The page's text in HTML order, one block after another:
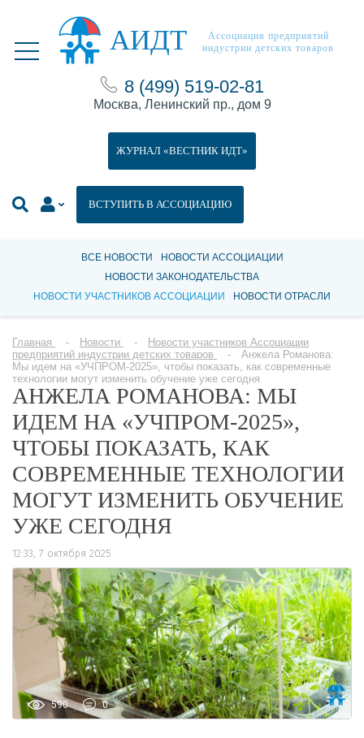
АИДТ
Ассоциация предприятий
индустрии детских товаров
8 (499) 519-02-81
Москва, Ленинский пр., дом 9
ВСТУПИТЬ В АССОЦИАЦИЮ
ЖУРНАЛ «ВЕСТНИК ИДТ»
ВСЕ НОВОСТИ
НОВОСТИ АССОЦИАЦИИ
НОВОСТИ ЗАКОНОДАТЕЛЬСТВА
НОВОСТИ УЧАСТНИКОВ АССОЦИАЦИИ
НОВОСТИ ОТРАСЛИ
Главная Новости
Новости участников Ассоциации
предприятий индустрии детских товаров
Анжела Романова:
Мы идем на «УЧПРОМ-2025», чтобы показать, как современные
технологии могут изменить обучение уже сегодня
АНЖЕЛА РОМАНОВА: МЫ
ИДЕМ НА «УЧПРОМ-2025»,
ЧТОБЫ ПОКАЗАТЬ, КАК
СОВРЕМЕННЫЕ ТЕХНОЛОГИИ
МОГУТ ИЗМЕНИТЬ ОБУЧЕНИЕ
УЖЕ СЕГОДНЯ
12:33, 7 октября 2025
590 0